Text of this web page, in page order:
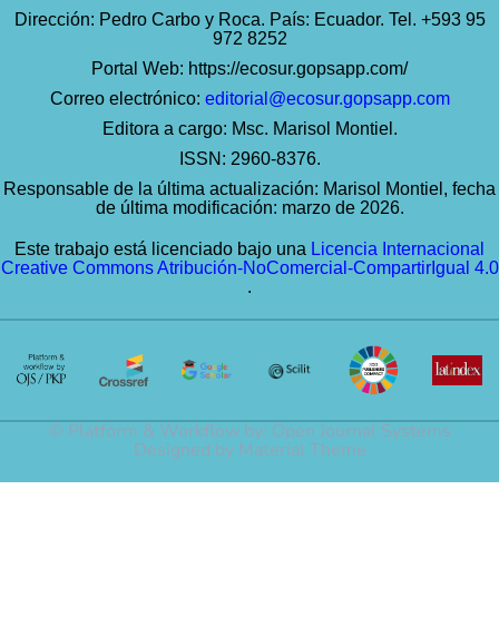
Dirección: Pedro Carbo y Roca. País: Ecuador. Tel. +593 95
972 8252
Portal Web: https://ecosur.gopsapp.com/
Correo electrónico: editorial@ecosur.gopsapp.com
Editora a cargo: Msc. Marisol Montiel.
ISSN: 2960-8376.
Responsable de la última actualización: Marisol Montiel, fecha
de última modificación: marzo de 2026.
Este trabajo está licenciado bajo una Licencia Internacional
Creative Commons Atribución-NoComercial-CompartirIgual 4.0
.
© Platform & Workflow by: Open Journal Systems
Designed by Material Theme